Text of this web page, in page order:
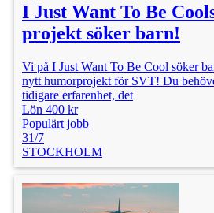
I Just Want To Be
projekt söker barn!
Vi på I Just Want To Be Cool söker
nytt humorprojekt för SVT! Du
tidigare erfarenhet, det
Lön 400 kr
Populärt jobb
31/7
STOCKHOLM